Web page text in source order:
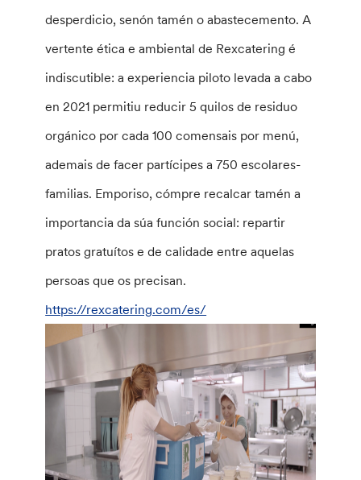
desperdicio, senón tamén o abastecemento. A
vertente ética e ambiental de Rexcatering é
indiscutible: a experiencia piloto levada a cabo
en 2021 permitiu reducir 5 quilos de residuo
orgánico por cada 100 comensais por menú,
ademais de facer partícipes a 750 escolares-
familias. Emporiso, cómpre recalcar tamén a
importancia da súa función social: repartir
pratos gratuítos e de calidade entre aquelas
persoas que os precisan.
https://rexcatering.com/es/